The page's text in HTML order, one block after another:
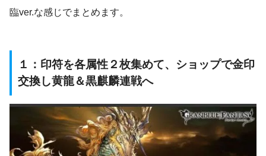
臨ver.な感じでまとめます。
１：印符を各属性２枚集めて、ショップで金印
交換し黄龍＆黒麒麟連戦へ